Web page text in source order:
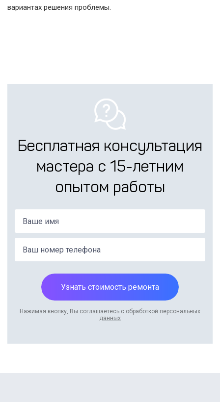
вариантах решения проблемы.
Бесплатная консультация
мастера с 15-летним
опытом работы
Узнать стоимость ремонта
Нажимая кнопку, Вы соглашаетесь с обработкой персональных
данных